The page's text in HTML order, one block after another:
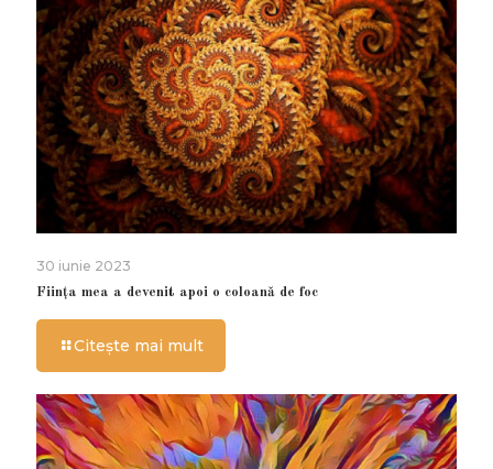
30 iunie 2023
Ființa mea a devenit apoi o coloană de foc
Citește mai mult